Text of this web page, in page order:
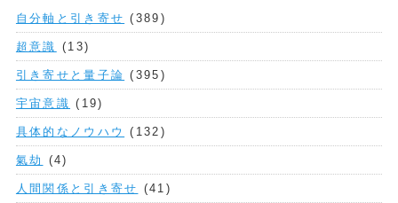
自分軸と引き寄せ (389)
超意識 (13)
引き寄せと量子論 (395)
宇宙意識 (19)
具体的なノウハウ (132)
氣劫 (4)
人間関係と引き寄せ (41)